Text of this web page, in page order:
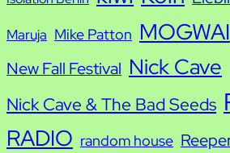
Maruja Mike Patton MOGWAI
New Fall Festival Nick Cave
Nick Cave & The Bad Seeds
RADIO random house